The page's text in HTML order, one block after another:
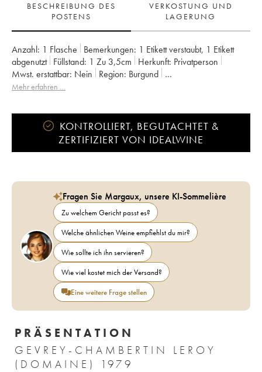
BESCHREIBUNG DES
POSTENS
VERKOSTUNG UND
LAGERUNG
Anzahl: 1 Flasche Bemerkungen: 1 Etikett verstaubt, 1 Etikett
abgenutzt Füllstand: 1 Zu 3,5cm Herkunft:
privatperson
Mwst. erstattbar:
nein Region:
Burgund
Appellation:
Gevrey-Chambertin
Mehr erfahren …
KONTROLLIERT, BEGUTACHTET &
ZERTIFIZIERT VON IDEALWINE
Fragen Sie Margaux, unsere KI-Sommelière
Zu welchem Gericht passt es?
Welche ähnlichen Weine empfiehlst du mir?
Wie sollte ich ihn servieren?
Wie viel kostet mich der Versand?
Eine weitere Frage stellen
PRÄSENTATION
GEVREY-CHAMBERTIN LEROY
(DOMAINE) 1979